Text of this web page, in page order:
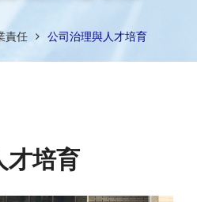
責任 公司治理與人才培育
才培育